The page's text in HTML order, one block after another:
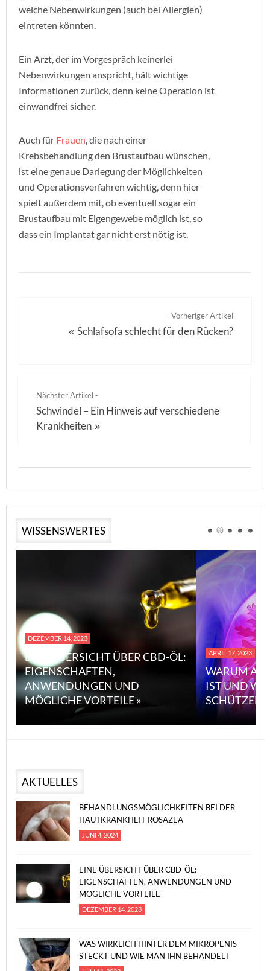
welche Nebenwirkungen (auch bei Allergien)
eintreten könnten.
Ein Arzt, der im Vorgespräch keinerlei
Nebenwirkungen anspricht, hält wichtige
Informationen zurück, denn keine Operation ist
einwandfrei sicher.
Auch für Frauen, die nach einer
Krebsbehandlung den Brustaufbau wünschen,
ist eine genaue Darlegung der Möglichkeiten
und Operationsverfahren wichtig, denn hier
spielt außerdem mit, ob eventuell sogar ein
Brustaufbau mit Eigengewebe möglich ist, so
dass ein Implantat gar nicht erst nötig ist.
- Vorheriger Artikel
«Schlafsofa schlecht für den Rücken?
Nächster Artikel -
Schwindel – Ein Hinweis auf verschiedene
Krankheiten »
WISSENSWERTES
DEZEMBER 14, 2023
EINE ÜBERSICHT ÜBER CBD-ÖL:
EIGENSCHAFTEN,
ANWENDUNGEN UND
MÖGLICHE VORTEILE »
APRIL 17, 2023
WARUM
IST UND WIE
SCHÜTZEN
AKTUELLES
BEHANDLUNGSMÖGLICHKEITEN BEI DER
HAUTKRANKHEIT ROSAZEA
JUNI 4, 2024
EINE ÜBERSICHT ÜBER CBD-ÖL:
EIGENSCHAFTEN, ANWENDUNGEN UND
MÖGLICHE VORTEILE
DEZEMBER 14, 2023
WAS WIRKLICH HINTER DEM MIKROPENIS
STECKT UND WIE MAN IHN BEHANDELT